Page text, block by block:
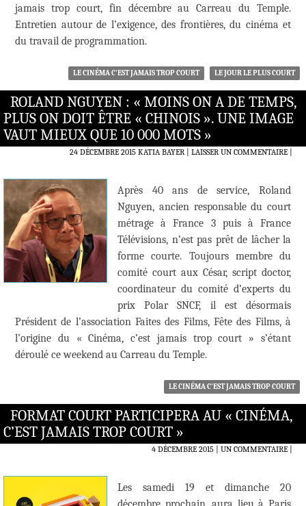
jamais trop court, fin décembre au Carreau du Temple.
Entretien autour de l’exigence, des frontières, du cinéma et
du travail de programmation.
LE CINÉMA C'EST JAMAIS TROP COURT LE JOUR LE PLUS COURT
ROLAND NGUYEN : « MOINS ON A DE TEMPS,
PLUS ON DOIT ÊTRE « CHINOIS ». UNE IMAGE
VAUT MIEUX QUE 10 000 MOTS »
24 DÉCEMBRE 2015 KATIA BAYER LAISSER UN COMMENTAIRE|
Après 40 ans de service, Roland
Nguyen, ancien responsable du court
métrage à France 3 puis à France
Télévisions, n’est pas prêt de lâcher la
forme courte. Toujours membre du
comité court aux César, script doctor,
coordinateur du comité d’experts du
prix Polar SNCF, il est désormais
Président de l’association Faites des Films, Fête des Films, à
l’origine du « Cinéma, c’est jamais trop court » s’étant
déroulé ce weekend au Carreau du Temple.
LE CINÉMA C'EST JAMAIS TROP COURT
FORMAT COURT PARTICIPERA AU « CINÉMA,
C’EST JAMAIS TROP COURT »
4 DÉCEMBRE 2015 UN COMMENTAIRE|
Les samedi 19 et dimanche 20